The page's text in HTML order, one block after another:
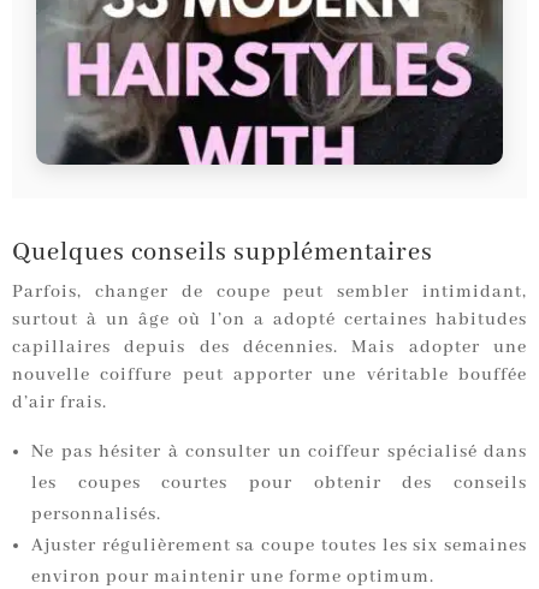
Quelques conseils supplémentaires
Parfois, changer de coupe peut sembler intimidant,
surtout à un âge où l’on a adopté certaines habitudes
capillaires depuis des décennies. Mais adopter une
nouvelle coiffure peut apporter une véritable bouffée
d’air frais.
Ne pas hésiter à consulter un coiffeur spécialisé dans
les coupes courtes pour obtenir des conseils
personnalisés.
Ajuster régulièrement sa coupe toutes les six semaines
environ pour maintenir une forme optimum.